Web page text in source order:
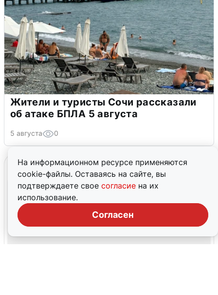
На информационном ресурсе применяются
cookie-файлы. Оставаясь на сайте, вы
подтверждаете свое согласие на их
использование.
Согласен
Жители и туристы Сочи рассказали
об атаке БПЛА 5 августа
5 августа 0